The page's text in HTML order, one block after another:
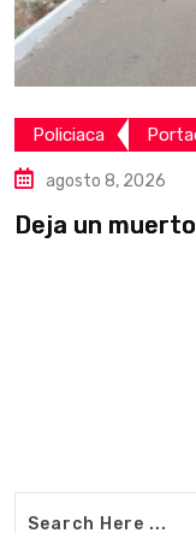
Policiaca
agosto 8, 2026
Deja un